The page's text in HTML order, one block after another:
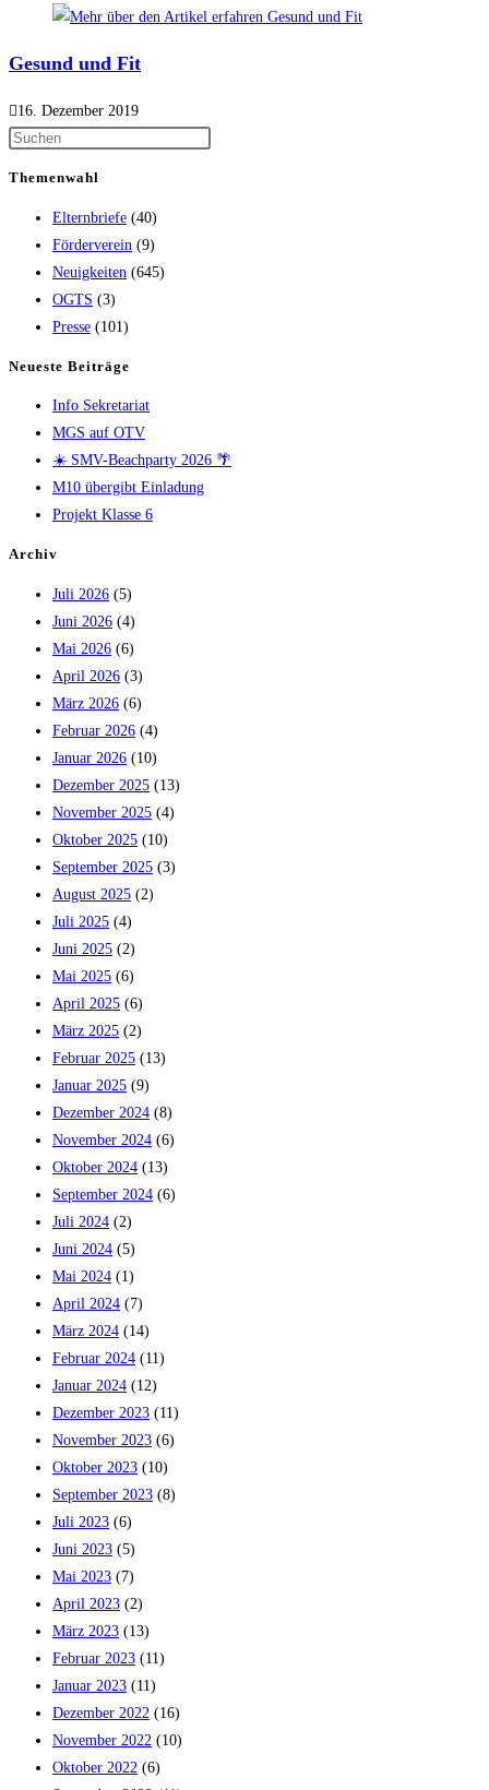
Gesund und Fit
16. Dezember 2019
Themenwahl
Elternbriefe (40)
Förderverein (9)
Neuigkeiten (645)
OGTS (3)
Presse (101)
Neueste Beiträge
Info Sekretariat
MGS auf OTV
☀️ SMV-Beachparty 2026 🌴
M10 übergibt Einladung
Projekt Klasse 6
Archiv
Juli 2026 (5)
Juni 2026 (4)
Mai 2026 (6)
April 2026 (3)
März 2026 (6)
Februar 2026 (4)
Januar 2026 (10)
Dezember 2025 (13)
November 2025 (4)
Oktober 2025 (10)
September 2025 (3)
August 2025 (2)
Juli 2025 (4)
Juni 2025 (2)
Mai 2025 (6)
April 2025 (6)
März 2025 (2)
Februar 2025 (13)
Januar 2025 (9)
Dezember 2024 (8)
November 2024 (6)
Oktober 2024 (13)
September 2024 (6)
Juli 2024 (2)
Juni 2024 (5)
Mai 2024 (1)
April 2024 (7)
März 2024 (14)
Februar 2024 (11)
Januar 2024 (12)
Dezember 2023 (11)
November 2023 (6)
Oktober 2023 (10)
September 2023 (8)
Juli 2023 (6)
Juni 2023 (5)
Mai 2023 (7)
April 2023 (2)
März 2023 (13)
Februar 2023 (11)
Januar 2023 (11)
Dezember 2022 (16)
November 2022 (10)
Oktober 2022 (6)